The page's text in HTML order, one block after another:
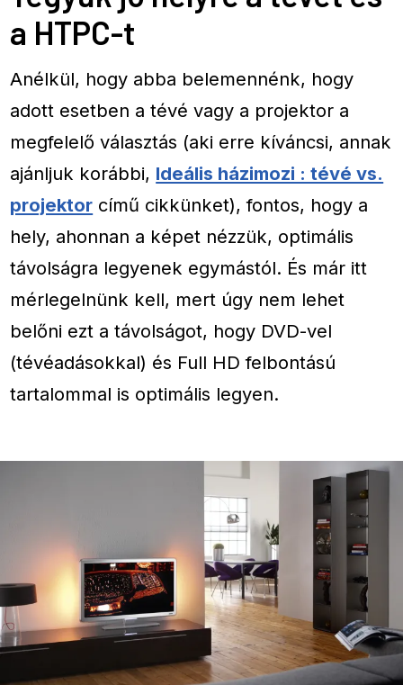
a HTPC-t
Anélkül, hogy abba belemennénk, hogy
adott esetben a tévé vagy a projektor a
megfelelő választás (aki erre kíváncsi, annak
ajánljuk korábbi, Ideális házimozi : tévé vs.
projektor című cikkünket), fontos, hogy a
hely, ahonnan a képet nézzük, optimális
távolságra legyenek egymástól. És már itt
mérlegelnünk kell, mert úgy nem lehet
belőni ezt a távolságot, hogy DVD-vel
(tévéadásokkal) és Full HD felbontású
tartalommal is optimális legyen.